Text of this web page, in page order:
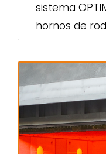
sistema
hornos de